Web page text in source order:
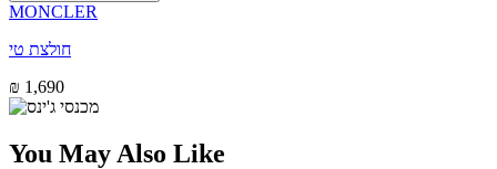
MONCLER
חולצת טי
₪ 1,690
You May Also Like